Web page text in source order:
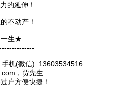
的延伸！
不动产！
一生★
机(微信): 13603534516
，贾先生
户方便快捷！